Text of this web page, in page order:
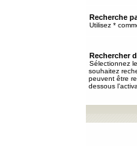
Recherche
Utilisez *
Rechercher
Sélectionnez
souhaitez
peuvent être
dessous